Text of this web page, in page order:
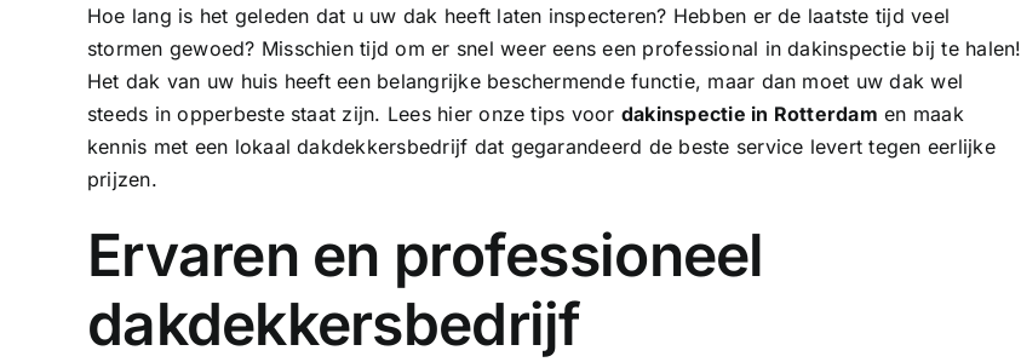
Hoe lang is het geleden dat u uw dak heeft laten inspecteren? Hebben er de laatste tijd veel
stormen gewoed? Misschien tijd om er snel weer eens een professional in dakinspectie bij te halen!
Het dak van uw huis heeft een belangrijke beschermende functie, maar dan moet uw dak wel
steeds in opperbeste staat zijn. Lees hier onze tips voor dakinspectie in Rotterdam en maak
kennis met een lokaal dakdekkersbedrijf dat gegarandeerd de beste service levert tegen eerlijke
prijzen.
Ervaren en professioneel
dakdekkersbedrijf